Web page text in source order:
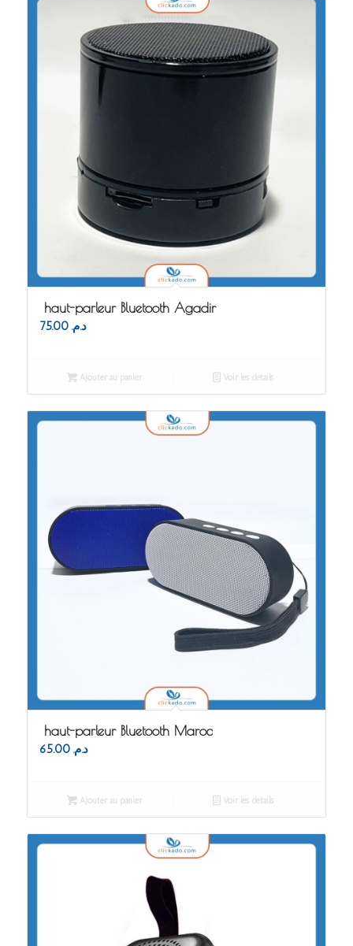
haut-parleur Bluetooth Agadir
د.م. 75.00
Ajouter au panier Voir les détails
haut-parleur Bluetooth Maroc
د.م. 65.00
Ajouter au panier Voir les détails